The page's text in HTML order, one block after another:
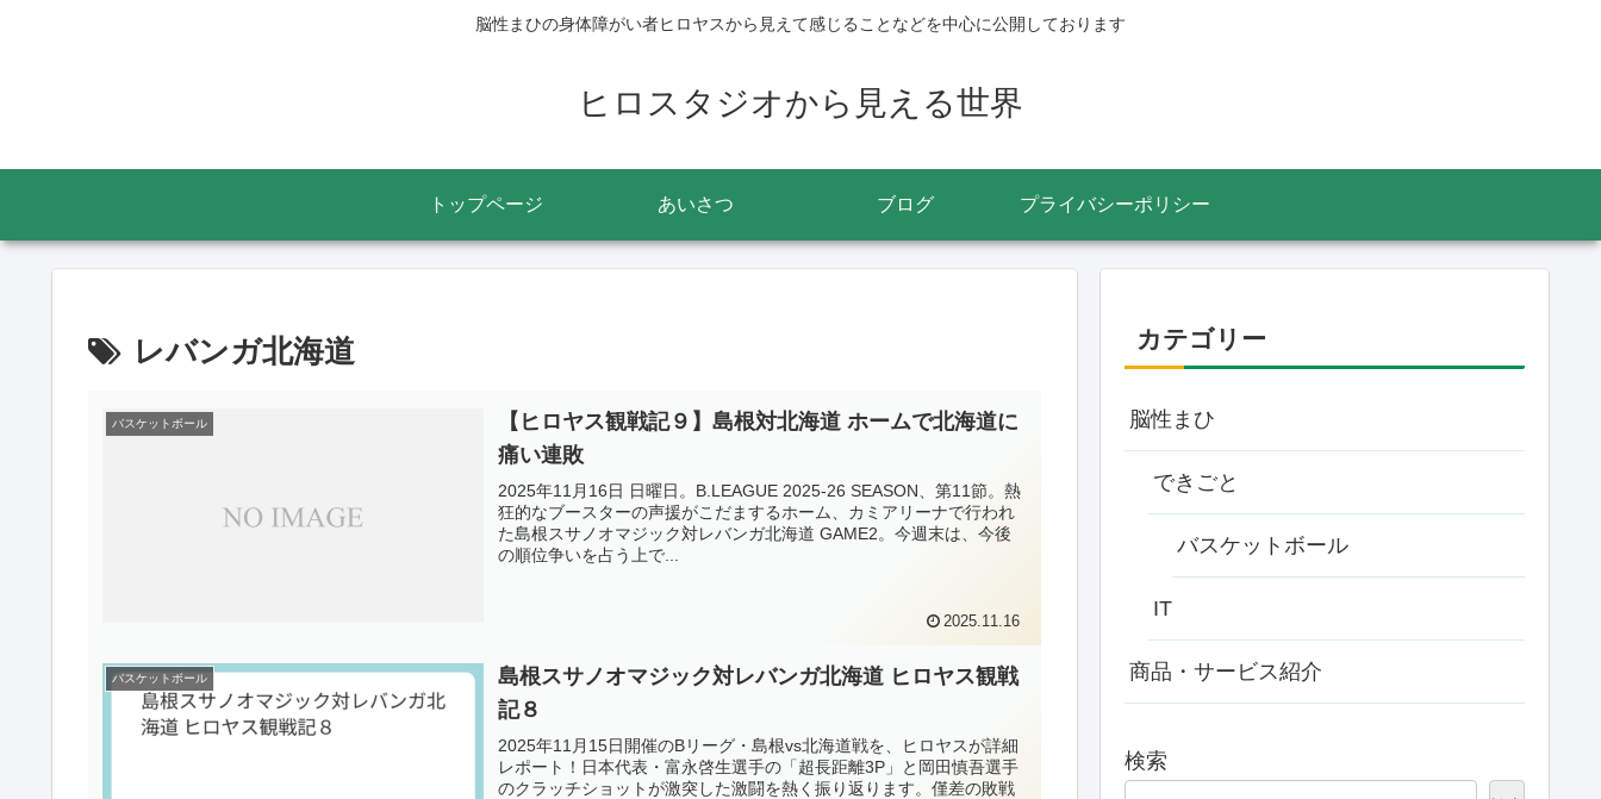
脳性まひの身体障がい者ヒロヤスから見えて感じることなどを中心に公開しております
ヒロスタジオから見える世界
トップページ あいさつ ブログ プライバシーポリシー
レバンガ北海道
バスケットボール
【ヒロヤス観戦記９】島根対北海道 ホームで北海道に
痛い連敗
2025年11月16日 日曜日。B.LEAGUE 2025-26 SEASON、第11節。熱
狂的なブースターの声援がこだまするホーム、カミアリーナで行われ
た島根スサノオマジック対レバンガ北海道 GAME2。今週末は、今後
の順位争いを占う上で...
2025.11.16
バスケットボール
島根スサノオマジック対レバンガ北海道 ヒロヤス観戦
記８
2025年11月15日開催のBリーグ・島根vs北海道戦を、ヒロヤスが詳細
レポート！日本代表・富永啓生選手の「超長距離3P」と岡田慎吾選手
のクラッチショットが激突した激闘を熱く振り返ります。僅差の敗戦
カテゴリー
脳性まひ
できごと
バスケットボール
IT
商品・サービス紹介
検索